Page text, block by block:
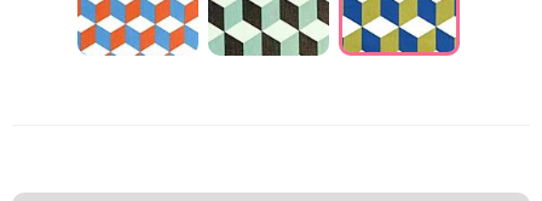
Pt_5734-715 cube cobalt